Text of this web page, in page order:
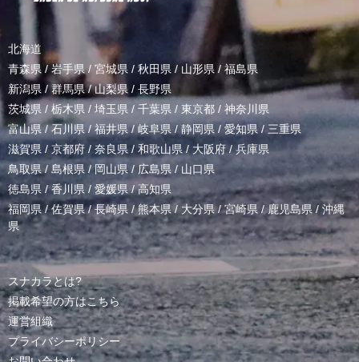
北海道
青森県 / 岩手県/ 宮城県 / 秋田県 / 山形県/ 福島県
新潟県 /群馬県/山梨県 / 長野県
茨城県 / 栃木県 / 埼玉県 / 千葉県 / 東京都 / 神奈川県
富山県 /石川県/福井県/岐阜県 / 静岡県 / 愛知県 / 三重県
滋賀県 / 京都府 / 奈良県 / 和歌山県/ 大阪府 /兵庫県
鳥取県/ 島根県 /岡山県/ 広島県 / 山口県
徳島県 /香川県 / 愛媛県/高知県
福岡県/佐賀県/長崎県 /熊本県/ 大分県/宮崎県 /鹿児島県 / 沖縄
県
スナカラとは?
掲載希望の方はこちら
運営組織
プライバシーポリシー